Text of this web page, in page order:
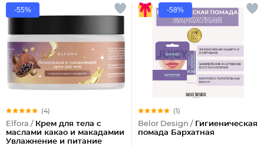
-55%
(4)
Elfora / Крем для тела с
маслами какао и макадамии
Увлажнение и питание
-58%
(1)
Belor Design / Гигиеническая
помада Бархатная